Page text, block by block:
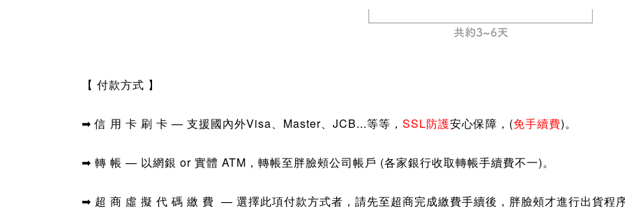
【 付款方式 】
➡信 用 卡 刷 卡 — 支援國內外Visa、Master、JCB...等等， SSL防護安心保障，(免手續費)。
➡ 轉 帳 — 以網銀 or 實體 ATM， 轉帳至胖臉頰公司帳戶 (各家銀行收取轉帳手續費不一)。
➡ 超 商 虛 擬 代 碼 繳 費 — 選擇此項付款方式者，請先至超商完成繳費手續後，胖臉頰才進行出貨程